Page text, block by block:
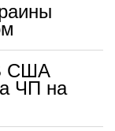
США
ЧП на